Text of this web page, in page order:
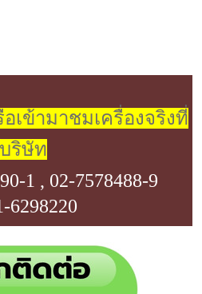
เข้ามาชมเครื่องจริงที่
บริษัท
1 , 02-7578488-9
6298220